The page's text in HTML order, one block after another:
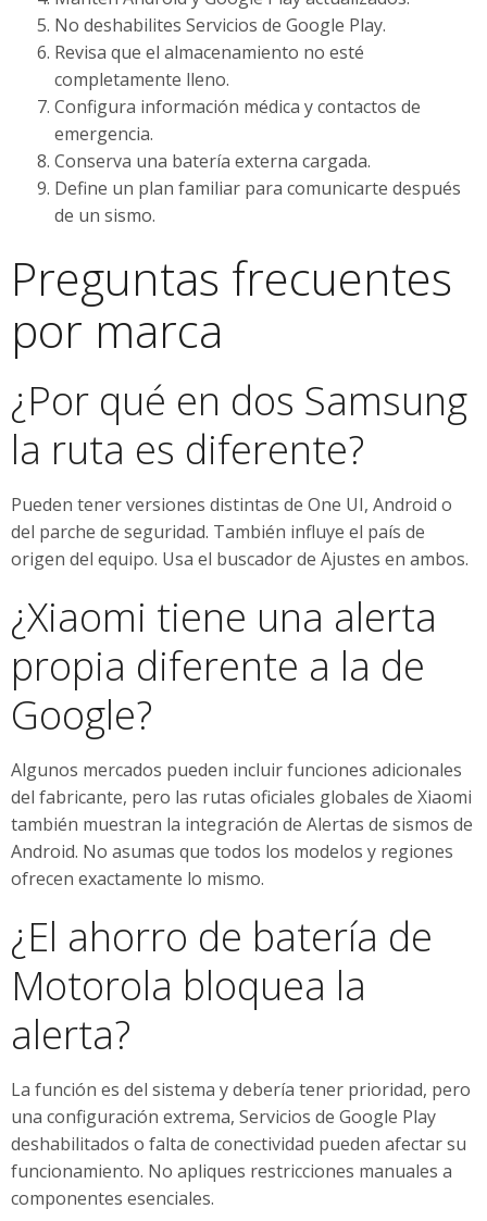
No deshabilites Servicios de Google Play.
Revisa que el almacenamiento no esté
completamente lleno.
Configura información médica y contactos de
emergencia.
Conserva una batería externa cargada.
Define un plan familiar para comunicarte después
de un sismo.
Preguntas frecuentes
por marca
¿Por qué en dos Samsung
la ruta es diferente?
Pueden tener versiones distintas de One UI, Android o
del parche de seguridad. También influye el país de
origen del equipo. Usa el buscador de Ajustes en ambos.
¿Xiaomi tiene una alerta
propia diferente a la de
Google?
Algunos mercados pueden incluir funciones adicionales
del fabricante, pero las rutas oficiales globales de Xiaomi
también muestran la integración de Alertas de sismos de
Android. No asumas que todos los modelos y regiones
ofrecen exactamente lo mismo.
¿El ahorro de batería de
Motorola bloquea la
alerta?
La función es del sistema y debería tener prioridad, pero
una configuración extrema, Servicios de Google Play
deshabilitados o falta de conectividad pueden afectar su
funcionamiento. No apliques restricciones manuales a
componentes esenciales.